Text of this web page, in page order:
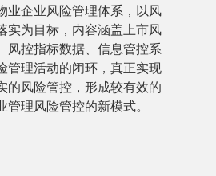
业企业风险管理体系，以风
实为目标，内容涵盖上市风
风控指标数据、信息管控系
管理活动的闭环，真正实现
的风险管控，形成较有效的
理风险管控的新模式。